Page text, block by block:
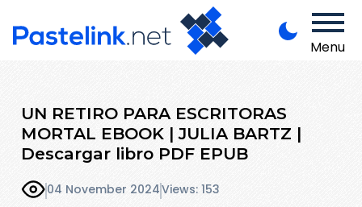
Menu
UN RETIRO PARA ESCRITORAS
MORTAL EBOOK | JULIA BARTZ |
Descargar libro PDF EPUB
04 November 2024Views: 153